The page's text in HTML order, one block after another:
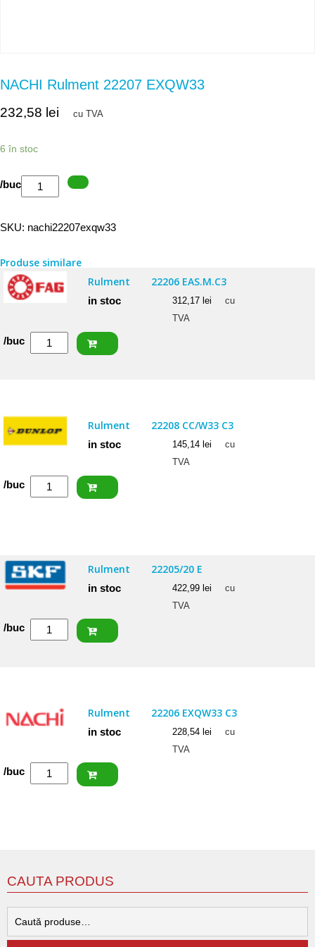
NACHI Rulment 22207 EXQW33
232,58 lei cu TVA
6 în stoc
Cantitate
NACHI
/buc
SKU: nachi22207exqw33
Produse similare
Rulment
22206 EAS.M.C3
in stoc 312,17 lei
cu
TVA
Cantitate
/buc
Rulment 22208 CC/W33 C3
in stoc 145,14 lei
cu
TVA
Cantitate
DUNLOP
C3
/buc
Rulment 22205/20 E
in stoc 422,99 lei
cu
TVA
Cantitate
/buc
Rulment 22206 EXQW33 C3
in stoc 228,54 lei
cu
TVA
Cantitate
NACHI
/buc
CAUTA PRODUS